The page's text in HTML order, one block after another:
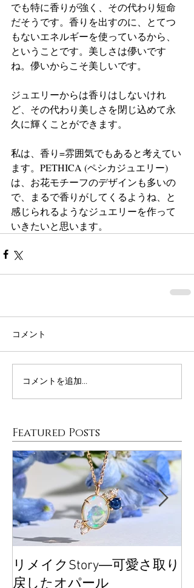
でも特に香りが強く、その代わり短命
だそうです。香りを出すのに、とてつ
もないエネルギーを使っているから、
ということです。美しさは儚いです
ね。儚いからこそ美しいです。
ジュエリーからは香りはしないけれ
ど、その代わり美しさを閉じ込めて永
久に輝くことができます。
私は、香り=雰囲気でもあると考えてい
ます。PETHICA (ペシカジュエリー)
は、お花モチーフのデザインも多いの
で、まるで香りがしてくるようね、と
感じられるようなジュエリーを作って
いきたいと思います。
コメント
コメントを追加…
Featured Posts
リメイクStory―可愛さ取り
戻したオパール